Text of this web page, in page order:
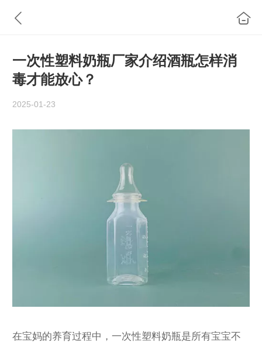
一次性塑料奶瓶厂家介绍酒瓶怎样消
毒才能放心？‍
2025-01-23
在宝妈的养育过程中，一次性塑料奶瓶是所有宝宝不